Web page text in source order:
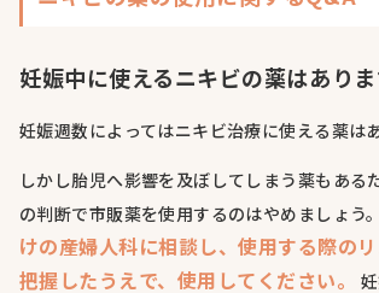
妊娠中に使えるニキビの薬はありま
妊娠週数によってはニキビ治療に使える薬はあ
しかし胎児へ影響を及ぼしてしまう薬もある
の判断で市販薬を使用するのはやめましょう。
けの産婦人科に相談し、使用する際の
把握したうえで、使用してください。